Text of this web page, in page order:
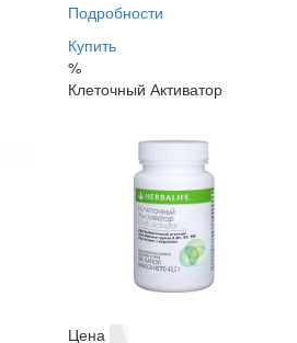
Подробности
Купить
%
Клеточный Активатор
Цена